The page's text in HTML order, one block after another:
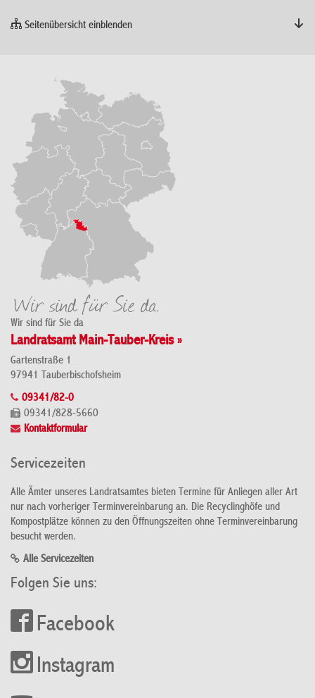
Seitenübersicht einblenden
Wir sind für Sie da
Landratsamt Main-Tauber-Kreis »
Gartenstraße 1
97941 Tauberbischofsheim
09341/82-0
09341/828-5660
Kontaktformular
Servicezeiten
Alle Ämter unseres Landratsamtes bieten Termine für Anliegen aller Art
nur nach vorheriger Terminvereinbarung an. Die Recyclinghöfe und
Kompostplätze können zu den Öffnungszeiten ohne Terminvereinbarung
besucht werden.
Alle Servicezeiten
Folgen Sie uns:
Facebook
Instagram